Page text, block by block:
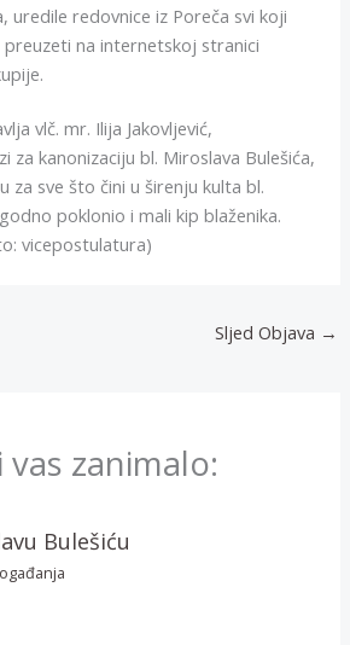
uredile redovnice iz Poreča svi koji
na internetskoj stranici
vlč. mr. Ilija Jakovljević,
za kanonizaciju bl. Miroslava Bulešića,
za sve što čini u širenju kulta bl.
poklonio i mali kip blaženika.
vicepostulatura)
Sljed Objava →
zanimalo:
Bulešiću